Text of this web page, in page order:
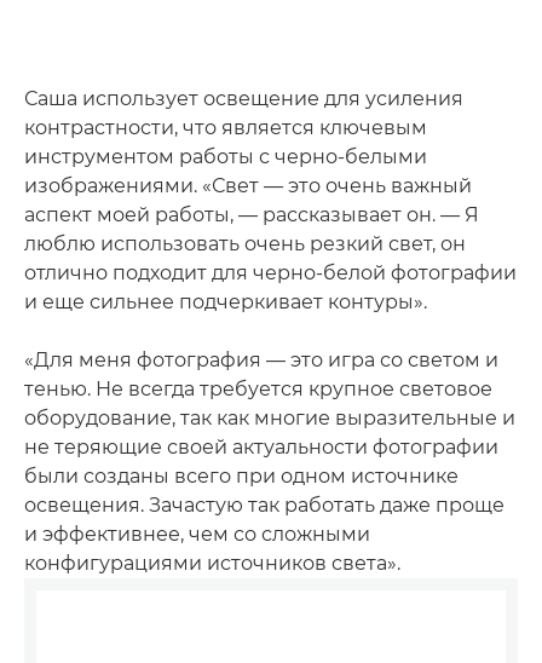
Саша использует освещение для усиления
контрастности, что является ключевым
инструментом работы с черно-белыми
изображениями. «Свет — это очень важный
аспект моей работы, — рассказывает он. — Я
люблю использовать очень резкий свет, он
отлично подходит для черно-белой фотографии
и еще сильнее подчеркивает контуры».
«Для меня фотография — это игра со светом и
тенью. Не всегда требуется крупное световое
оборудование, так как многие выразительные и
не теряющие своей актуальности фотографии
были созданы всего при одном источнике
освещения. Зачастую так работать даже проще
и эффективнее, чем со сложными
конфигурациями источников света».